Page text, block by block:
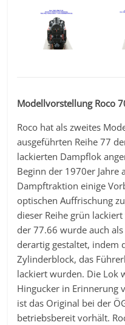
Modellvorstellung Roco
Roco hat als zweites
ausgeführten Reihe 77
lackierten Dampflok
Beginn der 1970er Jahre
Dampftraktion einige
optischen Auffrischung
dieser Reihe grün
der 77.66 wurde auch
derartig gestaltet, indem
Zylinderblock, das
lackiert wurden. Die Lok
Hingucker in Erinnerung
ist das Original bei der
betriebsbereit vorhält.